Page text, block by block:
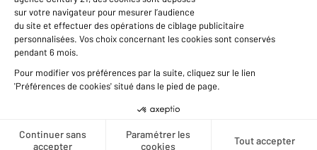
Téléphoner
Gestionnaire des cookies
Achat maison autour de RESSONS SUR MATZ (60490)